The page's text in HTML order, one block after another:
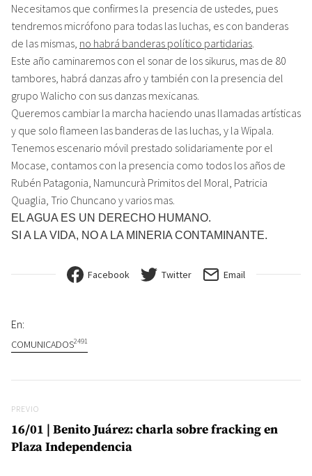
Necesitamos que confirmes la presencia de ustedes, pues
tendremos micrófono para todas las luchas, es con banderas
de las mismas, no habrá banderas político partidarias
Este año caminaremos con el sonar de los sikurus, mas de 80
tambores, habrá danzas afro y también con la presencia del
grupo Walicho con sus danzas mexicanas.
Queremos cambiar la marcha haciendo unas llamadas artísticas
y que solo flameen las banderas de las luchas, y la Wipala.
Tenemos escenario móvil prestado solidariamente por el
Mocase, contamos con la presencia como todos los años de
Rubén Patagonia, Namuncurà Primitos del Moral, Patricia
Quaglia, Trio Chuncano y varios mas.
EL AGUA ES UN DERECHO HUMANO.
SI A LA VIDA, NO A LA MINERIA CONTAMINANTE.
Facebook Twitter Email
En:
COMUNICADOS2491
Previo
PREVIO
16/01 | Benito Juárez: charla sobre fracking en
Plaza Independencia